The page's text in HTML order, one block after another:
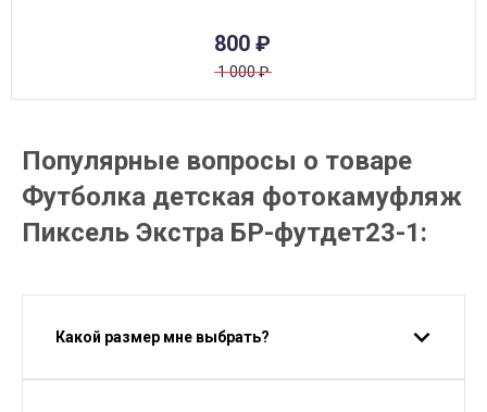
800 ₽
1 000₽
Популярные вопросы о товаре
Футболка детская фотокамуфляж
Пиксель Экстра БР-футдет23-1:
Какой размер мне выбрать?